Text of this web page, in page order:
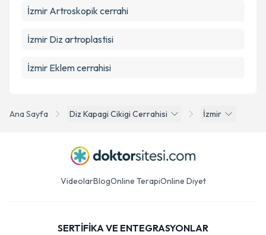
Ana Sayfa Diz Kapagi Cikigi Cerrahisi İzmir
İzmir Artroskopik cerrahi
İzmir Diz artroplastisi
İzmir Eklem cerrahisi
VideolarBlogOnline TerapiOnline Diyet
SERTİFİKA VE ENTEGRASYONLAR